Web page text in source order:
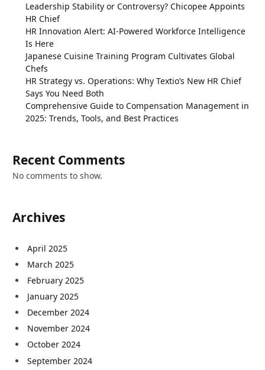
Leadership Stability or Controversy? Chicopee Appoints
HR Chief
HR Innovation Alert: AI-Powered Workforce Intelligence
Is Here
Japanese Cuisine Training Program Cultivates Global
Chefs
HR Strategy vs. Operations: Why Textio’s New HR Chief
Says You Need Both
Comprehensive Guide to Compensation Management in
2025: Trends, Tools, and Best Practices
Recent Comments
No comments to show.
Archives
April 2025
March 2025
February 2025
January 2025
December 2024
November 2024
October 2024
September 2024